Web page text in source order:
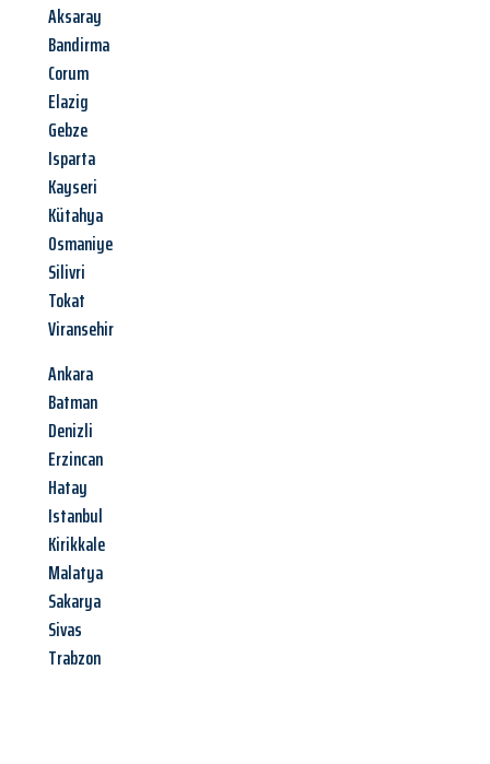
Aksaray
Bandirma
Corum
Elazig
Gebze
Isparta
Kayseri
Kütahya
Osmaniye
Silivri
Tokat
Viransehir
Ankara
Batman
Denizli
Erzincan
Hatay
Istanbul
Kirikkale
Malatya
Sakarya
Sivas
Trabzon